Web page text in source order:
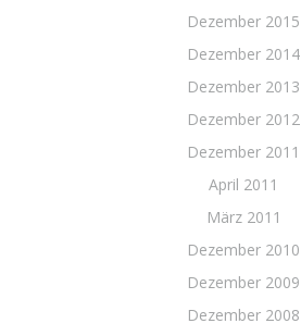
Dezember 2015
Dezember 2014
Dezember 2013
Dezember 2012
Dezember 2011
April 2011
März 2011
Dezember 2010
Dezember 2009
Dezember 2008